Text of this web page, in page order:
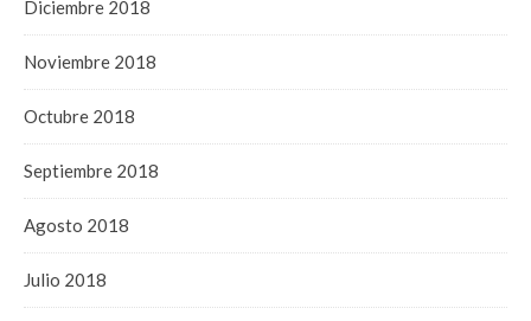
Diciembre 2018
Noviembre 2018
Octubre 2018
Septiembre 2018
Agosto 2018
Julio 2018